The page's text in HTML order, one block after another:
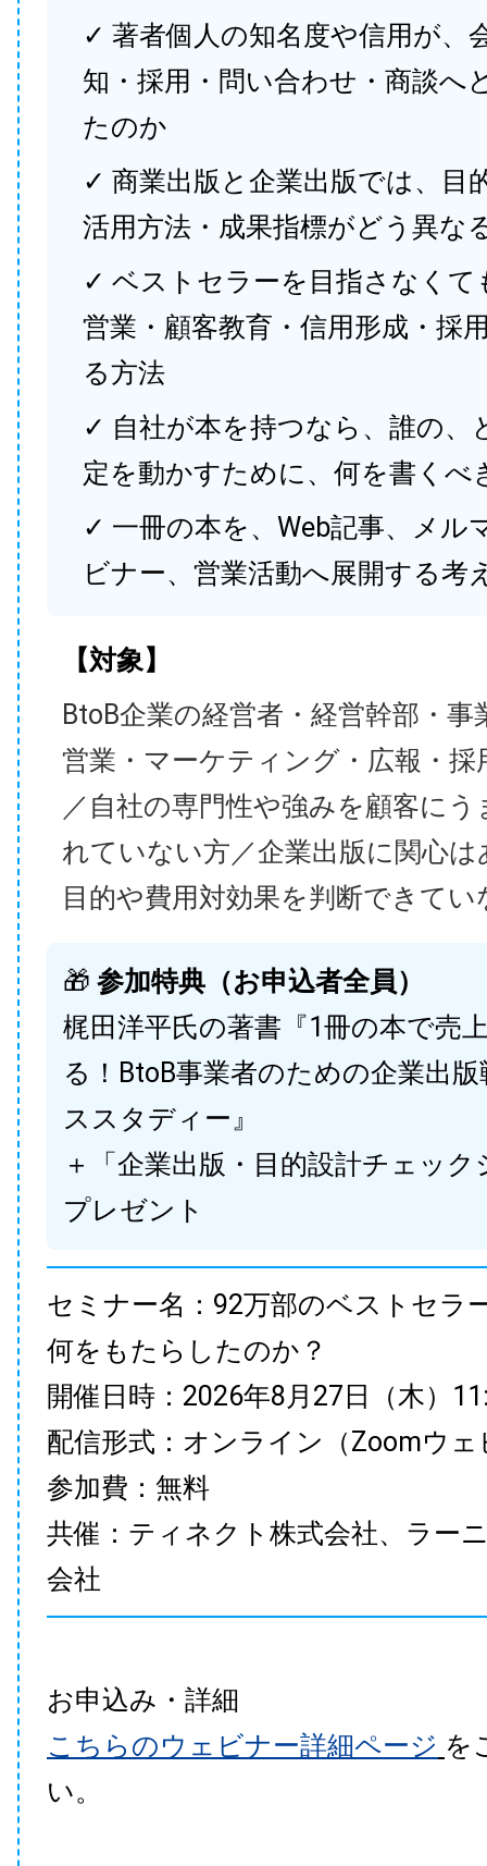
✓ 著者個人の知名度や信用が、
知・採用・問い合わせ・商談へ
たのか
✓ 商業出版と企業出版では、目
活用方法・成果指標がどう異な
✓ ベストセラーを目指さなくて
営業・顧客教育・信用形成・採
る方法
✓ 自社が本を持つなら、誰の、
定を動かすために、何を書くべ
✓ 一冊の本を、Web記事、メル
ビナー、営業活動へ展開する考
【対象】
BtoB企業の経営者・経営幹部・事
営業・マーケティング・広報・採
／自社の専門性や強みを顧客に
れていない方／企業出版に関心
目的や費用対効果を判断できてい
🎁 参加特典（お申込者全員）
梶田洋平氏の著書『1冊の本で売
る！BtoB事業者のための企業出
ススタディー』
＋「企業出版・目的設計チェック
プレゼント
セミナー名：92万部のベストセラ
何をもたらしたのか？
開催日時：2026年8月27日（木）
配信形式：オンライン（Zoomウェ
参加費：無料
共催：ティネクト株式会社、ラー
会社
お申込み・詳細
こちらのウェビナー詳細ページ を
い。